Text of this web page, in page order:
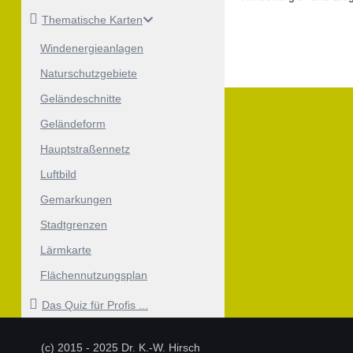
Thematische Karten
Windenergieanlagen
Naturschutzgebiete
Geländeschnitte
Geländeform
Hauptstraßennetz
Luftbild
Gemarkungen
Stadtgrenzen
Lärmkarte
Flächennutzungsplan
Das Quiz für Profis ...
(c) 2015 - 2025 Dr. K.-W. Hirsch